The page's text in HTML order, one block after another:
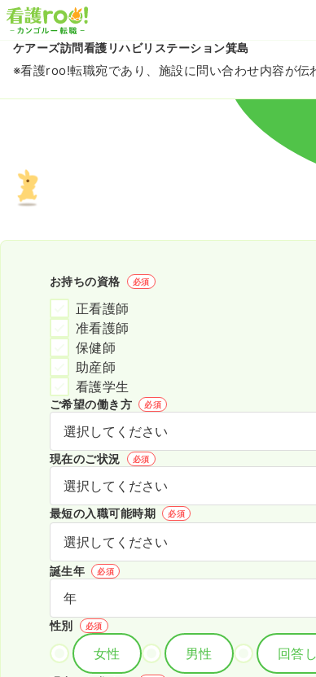
ケアーズ訪問看護リハビリステーション箕島
※看護roo!転職宛であり、施設に問い合わせ内容が伝
お持ちの資格 必須
正看護師
准看護師
保健師
助産師
看護学生
ご希望の働き方 必須
現在のご状況 必須
最短の入職可能時期 必須
誕生年 必須
性別 必須
女性 男性 回答